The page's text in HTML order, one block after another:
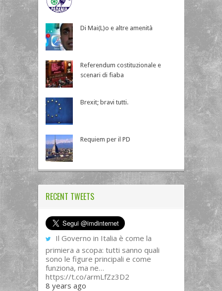
Di Mai(L)o e altre amenità
Referendum costituzionale e
scenari di fiaba
Brexit; bravi tutti.
Requiem per il PD
RECENT TWEETS
Il Governo in Italia è come la
primiera a scopa: tutti sanno quali
sono le figure principali e come
funziona, ma ne…
https://t.co/armLfZz3D2
8 years ago